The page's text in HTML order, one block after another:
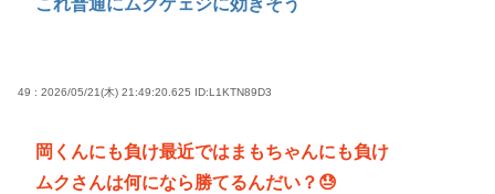
49 : 2026/05/21(木) 21:49:20.625 ID:L1KTN89D3
岡くんにも負け最近ではまもちゃんにも負け
ムクさんは何になら勝てるんだい？😓